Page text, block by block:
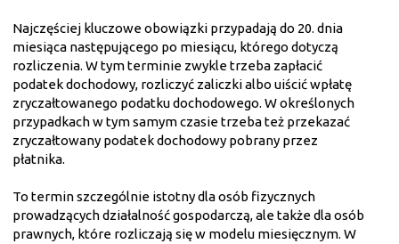
Najczęściej kluczowe obowiązki przypadają do 20. dnia
miesiąca następującego po miesiącu, którego dotyczą
rozliczenia. W tym terminie zwykle trzeba zapłacić
podatek dochodowy, rozliczyć zaliczki albo uiścić wpłatę
zryczałtowanego podatku dochodowego. W określonych
przypadkach w tym samym czasie trzeba też przekazać
zryczałtowany podatek dochodowy pobrany przez
płatnika.
To termin szczególnie istotny dla osób fizycznych
prowadzących działalność gospodarczą, ale także dla osób
prawnych, które rozliczają się w modelu miesięcznym. W